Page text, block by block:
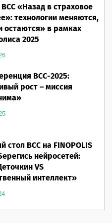
«Назад в страховое
технологии меняются,
остаются» в рамках
2025
ВСС-2025:
рост – миссия
стол ВСС на FINOPOLIS
нейросетей:
VS
интеллект»